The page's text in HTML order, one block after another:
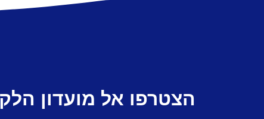
הצטרפו אל מועדון